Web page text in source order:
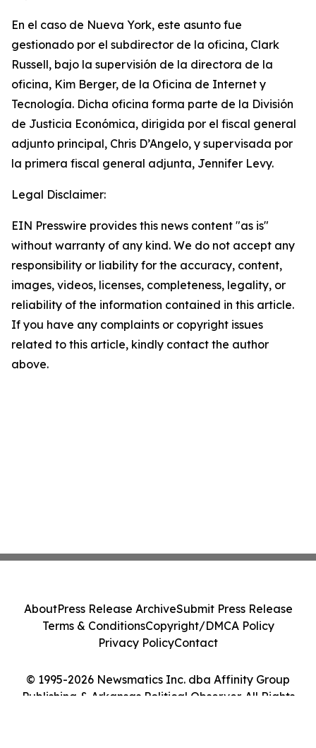
En el caso de Nueva York, este asunto fue
gestionado por el subdirector de la oficina, Clark
Russell, bajo la supervisión de la directora de la
oficina, Kim Berger, de la Oficina de Internet y
Tecnología. Dicha oficina forma parte de la División
de Justicia Económica, dirigida por el fiscal general
adjunto principal, Chris D’Angelo, y supervisada por
la primera fiscal general adjunta, Jennifer Levy.
Legal Disclaimer:
EIN Presswire provides this news content "as is"
without warranty of any kind. We do not accept any
responsibility or liability for the accuracy, content,
images, videos, licenses, completeness, legality, or
reliability of the information contained in this article.
If you have any complaints or copyright issues
related to this article, kindly contact the author
above.
© 1995-2026 Newsmatics Inc. dba Affinity Group
Publishing & Arkansas Political Observer. All Rights
AboutPress Release ArchiveSubmit Press Release
Terms & ConditionsCopyright/DMCA Policy
Privacy PolicyContact